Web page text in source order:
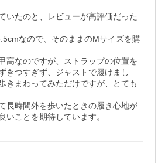
いたのと、レビューが高評価だった
なので、そのままのMサイズを購
高なのですが、ストラップの位置を
きつすぎず、ジャストで履けまし
きまわってみただけですが、とても
長時間外を歩いたときの履き心地が
いことを期待しています。